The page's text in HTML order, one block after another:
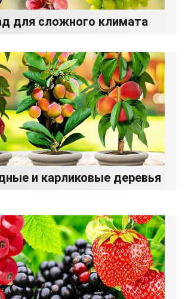
для сложного климата
и карликовые деревья